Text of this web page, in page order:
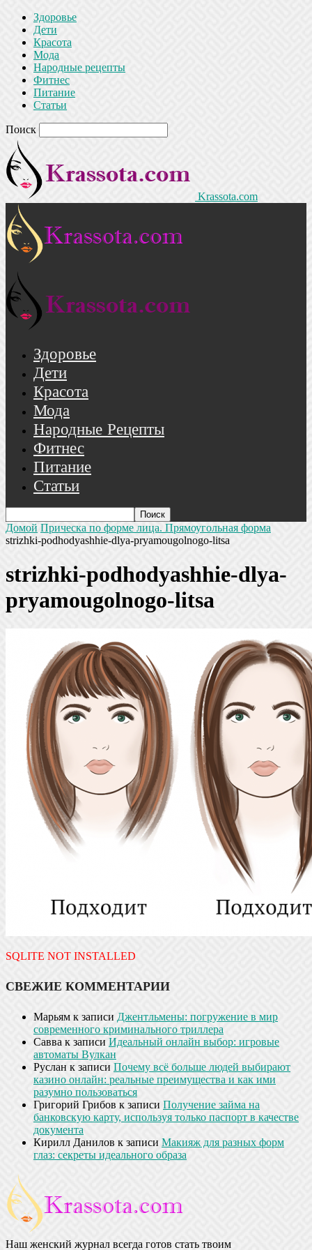
Здоровье
Дети
Красота
Мода
Народные рецепты
Фитнес
Питание
Статьи
Поиск
Krassota.com
Здоровье
Дети
Красота
Мода
Народные Рецепты
Фитнес
Питание
Статьи
Домой Прическа по форме лица. Прямоугольная форма
strizhki-podhodyashhie-dlya-pryamougolnogo-litsa
strizhki-podhodyashhie-dlya-
pryamougolnogo-litsa
SQLITE NOT INSTALLED
СВЕЖИЕ КОММЕНТАРИИ
Марьям к записи Джентльмены: погружение в мир
современного криминального триллера
Савва к записи Идеальный онлайн выбор: игровые
автоматы Вулкан
Руслан к записи Почему всё больше людей выбирают
казино онлайн: реальные преимущества и как ими
разумно пользоваться
Григорий Грибов к записи Получение займа на
банковскую карту, используя только паспорт в качестве
документа
Кирилл Данилов к записи Макияж для разных форм
глаз: секреты идеального образа
Наш женский журнал всегда готов стать твоим